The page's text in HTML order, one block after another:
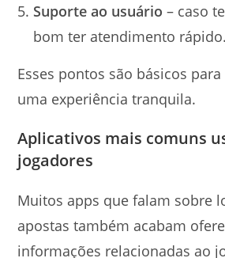
Suporte ao usuário – caso
bom ter atendimento rápido.
Esses pontos são básicos
uma experiência tranquila.
Aplicativos mais comuns
jogadores
Muitos apps que falam sobre
apostas também acabam
informações relacionadas ao